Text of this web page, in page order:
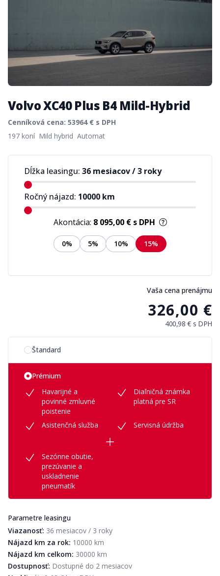
Volvo XC40 Plus B4 Mild-Hybrid
Cenníková cena: 53964€ s DPH
Product information
197 koní Mild hybrid Automat
Dĺžka leasingu: 36 mesiacov/3 roky
Ročný nájazd: 10000 km
Akontácia: 8 095,00 € s DPH
0% 5% 10% 15%
Vaša cena prenájmu
326,00 €
400,98 € s DPH
Štandard
Prémium
Havarijné a
povinné zmluvné
poistenie
Diaľničná známka
platná pre SR
Asistenčná služba Servisná údržba
Sezónne obutie,
prezúvanie a
uskladnenie
pneumatík
Parametre leasingu
Viazanosť: 36 mesiacov / 3 roky
Nájazd km za rok: 10000 km
Nájazd km celkom: 30000 km
Dostupnosť: Dostupné do 2 mesiacov